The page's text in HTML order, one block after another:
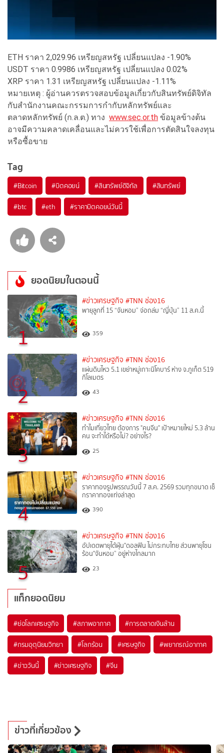
ETH ราคา 2,029.96 เหรียญสหรัฐ เปลี่ยนแปลง -1.90%
USDT ราคา 0.9986 เหรียญสหรัฐ เปลี่ยนแปลง 0.02%
XRP ราคา 1.31 เหรียญสหรัฐ เปลี่ยนแปลง -1.11%
หมายเหตุ : ผู้อ่านควรตรวจสอบข้อมูลเกี่ยวกับสินทรัพย์ดิจิทัล
กับสำนักงานคณะกรรมการกำกับหลักทรัพย์และ
ตลาดหลักทรัพย์ (ก.ล.ต.) ทาง www.sec.or.th ข้อมูลข้างต้น
อาจมีความคลาดเคลื่อนและไม่ควรใช้เพื่อการตัดสินใจลงทุน
หรือซื้อขาย
Tag
#Bitcoin #บิตคอยน์ #สินทรัพย์ดิจิทัล #สินทรัพย์
#btc #eth #ราคาบิตคอยน์วันนี้
ยอดนิยมในตอนนี้
1
#ข่าวเศรษฐกิจ #TNN ช่อง16
พายุลูกที่ 15 “จันหอม” จ่อถล่ม “ญี่ปุ่น” 11 ส.ค.นี้
359
2
#ข่าวเศรษฐกิจ #TNN ช่อง16
แผ่นดินไหว 5.1 เขย่าหมู่เกาะนิโคบาร์ ห่าง จ.ภูเก็ต 519
กิโลเมตร
43
3
#ข่าวเศรษฐกิจ #TNN ช่อง16
ทำไมเที่ยวไทย ต้องการ "คนจีน" เป้าหมายใหม่ 5.3 ล้าน
คน จะทำได้หรือไม่? อย่างไร?
25
4
#ข่าวเศรษฐกิจ #TNN ช่อง16
ราคาทองรูปพรรณวันนี้ 7 ส.ค. 2569 รวมทุกขนาด เช็
กราคาทองแท่งล่าสุด
390
5
#ข่าวเศรษฐกิจ #TNN ช่อง16
อัปเดตพายุไต้ฝุ่น"ดอลฟิน ไม่กระทบไทย ส่วนพายุโซน
ร้อน"จันหอม” อยู่ห่างไกลมาก
23
แท็กยอดนิยม
#ย่อโลกเศรษฐกิจ #สภาพอากาศ #การตลาดเงินล้าน
#กรมอุตุนิยมวิทยา #โลกร้อน #เศรษฐกิจ #พยากรณ์อากาศ
#ข่าววันนี้ #ข่าวเศรษฐกิจ #จีน
ข่าวที่เกี่ยวข้อง